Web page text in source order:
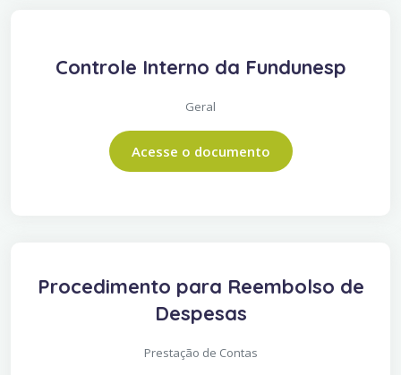
Controle Interno da Fundunesp
Geral
Acesse o documento
Procedimento para Reembolso de
Despesas
Prestação de Contas